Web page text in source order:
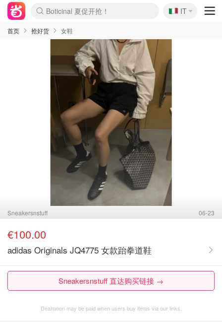
Boticinal 夏促开抢！
4折！lulu周四疯狂上新
速领！Stanley独家85折
Zalando 奥莱闪促！每日更新
🇮🇹
IT
首页 抢好货 女鞋
Sneakersnstuff 06-23
€100.00
adidas Originals JQ4775 女款跆拳道鞋
Sneakersnstuff 直达购买链接 →
Dealmoon may be paid when users buy items via our links.